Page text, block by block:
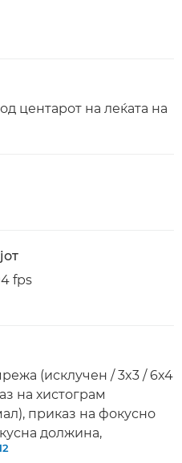
од центарот на леќата на
fps
(исклучен / 3x3 / 6x4
на хистограм
приказ на фокусно
должина,